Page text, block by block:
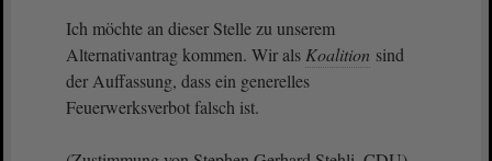
Ich möchte an dieser Stelle zu unserem
Alternativantrag kommen. Wir als Koalition sind
der Auffassung, dass ein generelles
Feuerwerksverbot falsch ist.